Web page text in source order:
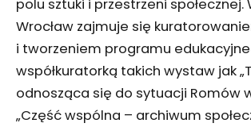
polu sztuki i przestrzeni społecznej.
Wrocław zajmuje się
i tworzeniem programu
współkuratorką takich wystaw jak
odnosząca się do sytuacji Romów
„Część wspólna – archiwum